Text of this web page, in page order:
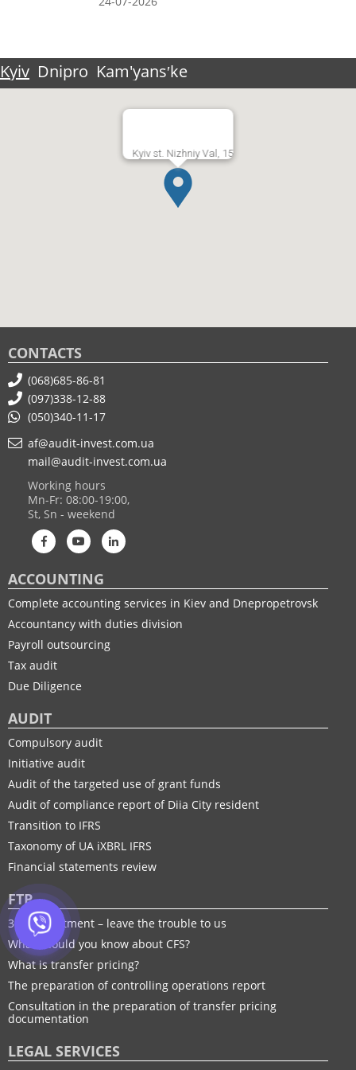
Kyiv Dnipro Kam'yansʹke
Kyiv st. Nizhniy Val, 15
CONTACTS
(068)685-86-81
(097)338-12-88
(050)340-11-17
af@audit-invest.com.ua
mail@audit-invest.com.ua
Working hours
Mn-Fr: 08:00-19:00,
St, Sn - weekend
ACCOUNTING
Complete accounting services in Kiev and Dnepropetrovsk
Accountancy with duties division
Payroll outsourcing
Tax audit
Due Diligence
AUDIT
Compulsory audit
Initiative audit
Audit of the targeted use of grant funds
Audit of compliance report of Diia City resident
Transition to IFRS
Taxonomy of UA іXBRL IFRS
Financial statements review
FTP
30% adjustment – leave the trouble to us
What should you know about CFS?
What is transfer pricing?
The preparation of controlling operations report
Consultation in the preparation of transfer pricing
documentation
LEGAL SERVICES